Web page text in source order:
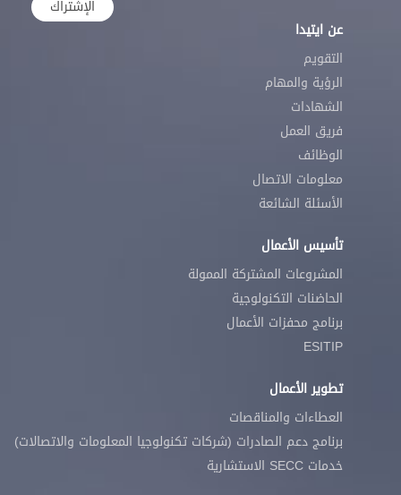
الإشتراك
عن ايتيدا
التقويم
الرؤية والمهام
الشهادات
فريق العمل
الوظائف
معلومات الاتصال
الأسئلة الشائعة
تأسيس الأعمال
المشروعات المشتركة الممولة
الحاضنات التكنولوجية
برنامج محفزات الأعمال
ESITIP
تطوير الأعمال
العطاءات والمناقصات
برنامج دعم الصادرات (شركات تكنولوجيا المعلومات والاتصالات)
خدمات SECC الاستشارية